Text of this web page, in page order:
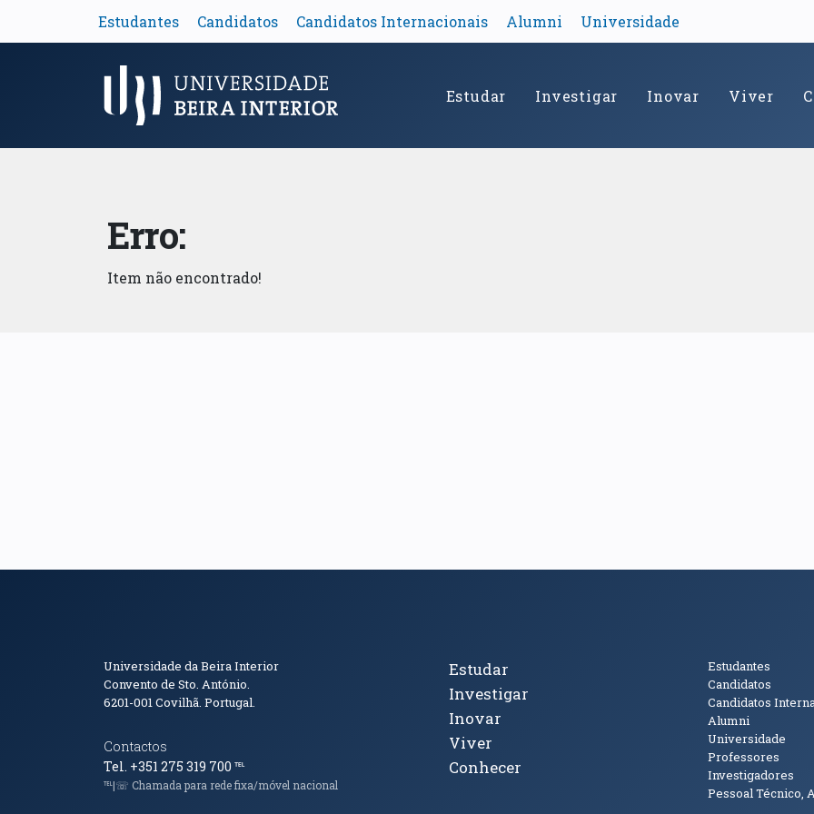
Estudantes Candidatos Candidatos Internacionais Alumni Universidade
Menu Principal Estudar Investigar Inovar Viver
Erro:
Item não encontrado!
Informações de Contacto
Universidade da Beira Interior
Convento de Sto. António.
6201-001Covilhã. Portugal.
Contactos
Tel. +351 275 319 700 ℡
℡|☏ Chamada para rede fixa/móvel nacional
Tópicos Principais
Estudar
Investigar
Inovar
Viver
Conhecer
Públicos
Estudantes
Candidatos
Candidatos
Alumni
Universidade
Professores
Investigadores
Pessoal Técnico,